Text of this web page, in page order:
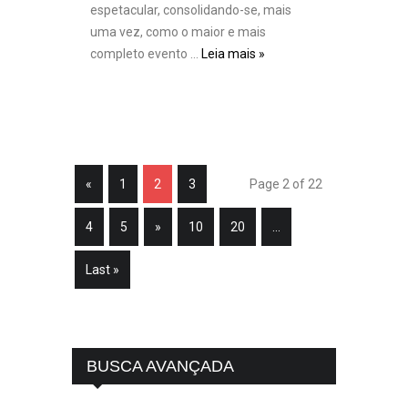
espetacular, consolidando-se, mais
uma vez, como o maior e mais
completo evento … Leia mais »
Page 2 of 22
« 1 2 3
4 5 » 10 20 ...
Last »
BUSCA AVANÇADA